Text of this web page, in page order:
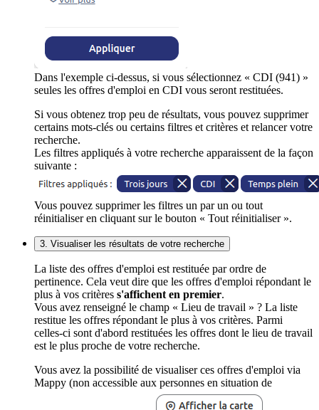
Dans l'exemple ci-dessus, si vous sélectionnez « CDI (941) »
seules les offres d'emploi en CDI vous seront restituées.
Si vous obtenez trop peu de résultats, vous pouvez supprimer
certains mots-clés ou certains filtres et critères et relancer votre
recherche.
Les filtres appliqués à votre recherche apparaissent de la façon
suivante :
Vous pouvez supprimer les filtres un par un ou tout
réinitialiser en cliquant sur le bouton « Tout réinitialiser ».
3. Visualiser les résultats de votre recherche
La liste des offres d'emploi est restituée par ordre de
pertinence. Cela veut dire que les offres d'emploi répondant le
plus à vos critères s'affichent en premier.
Vous avez renseigné le champ « Lieu de travail » ? La liste
restitue les offres répondant le plus à vos critères. Parmi
celles-ci sont d'abord restituées les offres dont le lieu de travail
est le plus proche de votre recherche.
Vous avez la possibilité de visualiser ces offres d'emploi via
Mappy (non accessible aux personnes en situation de